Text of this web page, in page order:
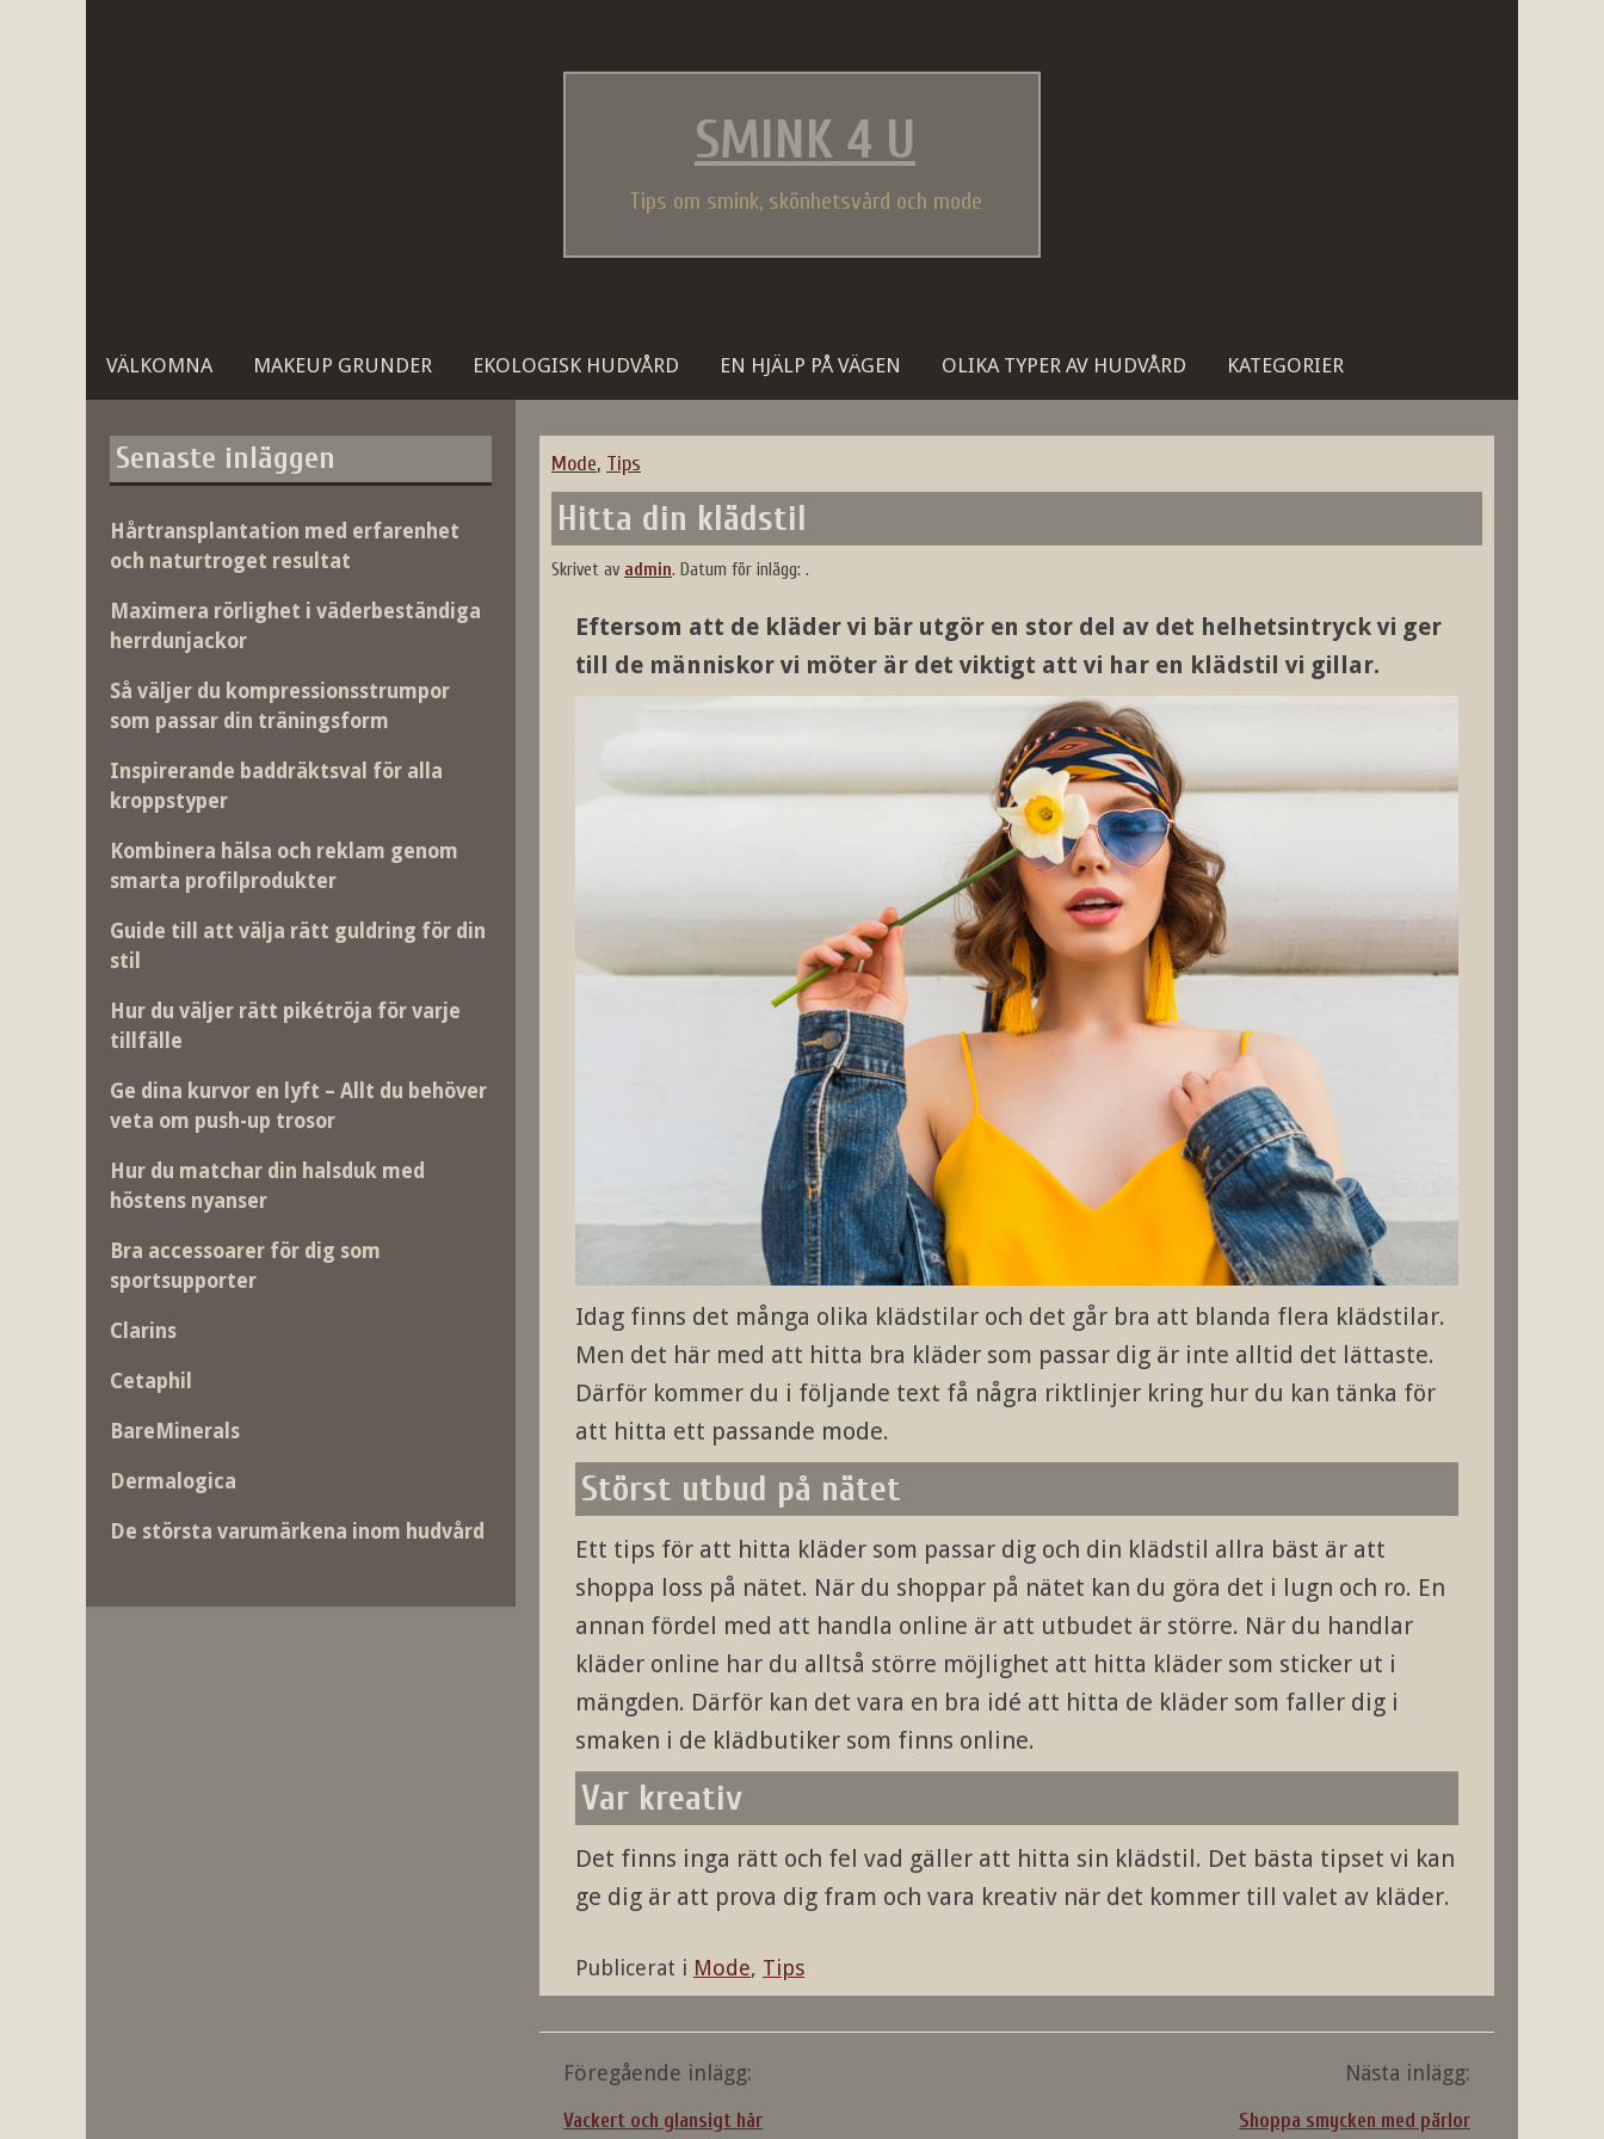
SMINK 4 U
Tips om smink, skönhetsvård och mode
VÄLKOMNA MAKEUP GRUNDER EKOLOGISK HUDVÅRD EN HJÄLP PÅ VÄGEN OLIKA TYPER AV HUDVÅRD KATEGORIER
Mode, Tips
Hitta din klädstil
Skrivet av admin. Datum för inlägg: .
Eftersom att de kläder vi bär utgör en stor del av det helhetsintryck vi ger
till de människor vi möter är det viktigt att vi har en klädstil vi gillar.
Idag finns det många olika klädstilar och det går bra att blanda flera klädstilar.
Men det här med att hitta bra kläder som passar dig är inte alltid det lättaste.
Därför kommer du i följande text få några riktlinjer kring hur du kan tänka för
att hitta ett passande mode.
Störst utbud på nätet
Ett tips för att hitta kläder som passar dig och din klädstil allra bäst är att
shoppa loss på nätet. När du shoppar på nätet kan du göra det i lugn och ro. En
annan fördel med att handla online är att utbudet är större. När du handlar
kläder online har du alltså större möjlighet att hitta kläder som sticker ut i
mängden. Därför kan det vara en bra idé att hitta de kläder som faller dig i
smaken i de klädbutiker som finns online.
Var kreativ
Det finns inga rätt och fel vad gäller att hitta sin klädstil. Det bästa tipset vi kan
ge dig är att prova dig fram och vara kreativ när det kommer till valet av kläder.
Publicerat i Mode, Tips
Inläggsnavigering
Föregående inlägg:
Vackert och glansigt hår
Nästa inlägg:
Shoppa smycken med pärlor
Senaste inläggen
Hårtransplantation med erfarenhet
och naturtroget resultat
Maximera rörlighet i väderbeständiga
herrdunjackor
Så väljer du kompressionsstrumpor
som passar din träningsform
Inspirerande baddräktsval för alla
kroppstyper
Kombinera hälsa och reklam genom
smarta profilprodukter
Guide till att välja rätt guldring för din
stil
Hur du väljer rätt pikétröja för varje
tillfälle
Ge dina kurvor en lyft – Allt du behöver
veta om push-up trosor
Hur du matchar din halsduk med
höstens nyanser
Bra accessoarer för dig som
sportsupporter
Clarins
Cetaphil
BareMinerals
Dermalogica
De största varumärkena inom hudvård